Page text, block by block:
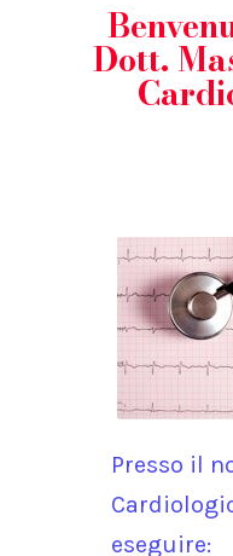
Dott.
Presso il
eseguire: